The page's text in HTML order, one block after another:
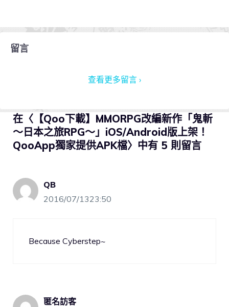
留言
查看更多留言 ›
在〈【Qoo下載】MMORPG改編新作「鬼斬
～日本之旅RPG～」iOS/Android版上架！
QooApp獨家提供APK檔〉中有 5 則留言
QB
2016/07/1323:50
Because Cyberstep~
匿名訪客